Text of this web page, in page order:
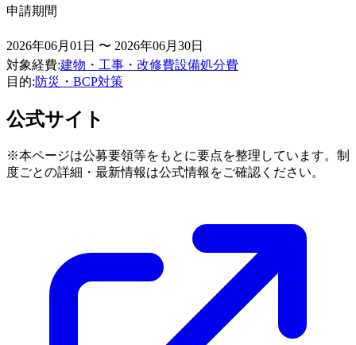
申請期間
2026年06月01日 〜 2026年06月30日
対象経費:建物・工事・改修費設備処分費
目的:防災・BCP対策
公式サイト
※本ページは公募要領等をもとに要点を整理しています。制
度ごとの詳細・最新情報は公式情報をご確認ください。